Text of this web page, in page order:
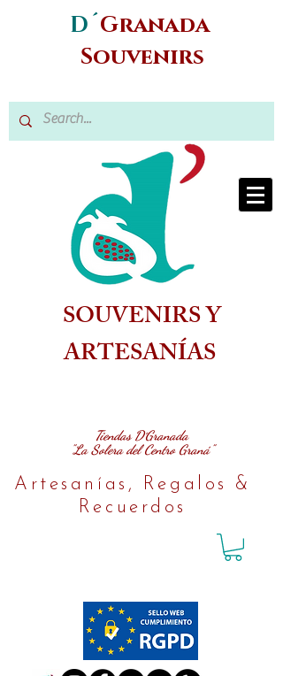
D´Granada
Souvenirs
SOUVENIRS Y
ARTESANÍAS
Tiendas D´Granada
"La Solera del Centro Graná"
Artesanías, Regalos &
Recuerdos